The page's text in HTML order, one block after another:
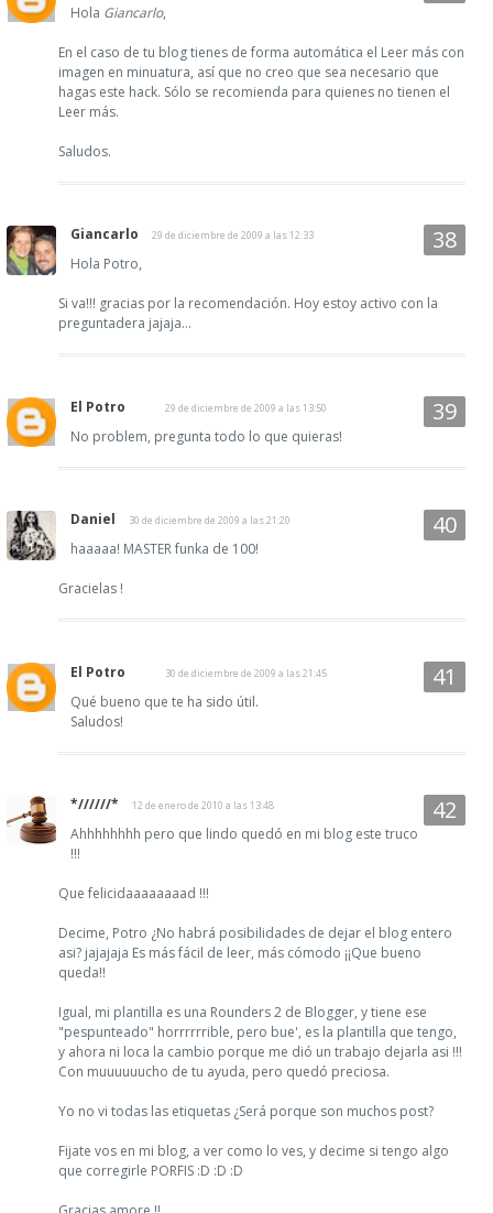
Hola Giancarlo,
En el caso de tu blog tienes de forma automática el Leer más con
imagen en minuatura, así que no creo que sea necesario que
hagas este hack. Sólo se recomienda para quienes no tienen el
Leer más.
Saludos.
Giancarlo 29 de diciembre de 2009 a las 12:33
Hola Potro,
Si va!!! gracias por la recomendación. Hoy estoy activo con la
preguntadera jajaja...
El Potro 29 de diciembre de 2009 a las 13:50
No problem, pregunta todo lo que quieras!
Daniel 30 de diciembre de 2009 a las 21:20
haaaaa! MASTER funka de 100!
Gracielas !
El Potro 30 de diciembre de 2009 a las 21:45
Qué bueno que te ha sido útil.
Saludos!
*//////* 12 de enero de 2010 a las 13:48
Ahhhhhhhh pero que lindo quedó en mi blog este truco
!!!
Que felicidaaaaaaaad !!!
Decime, Potro ¿No habrá posibilidades de dejar el blog entero
asi? jajajaja Es más fácil de leer, más cómodo ¡¡Que bueno
queda!!
Igual, mi plantilla es una Rounders 2 de Blogger, y tiene ese
"pespunteado" horrrrrrible, pero bue', es la plantilla que tengo,
y ahora ni loca la cambio porque me dió un trabajo dejarla asi !!!
Con muuuuuucho de tu ayuda, pero quedó preciosa.
Yo no vi todas las etiquetas ¿Será porque son muchos post?
Fijate vos en mi blog, a ver como lo ves, y decime si tengo algo
que corregirle PORFIS :D :D :D